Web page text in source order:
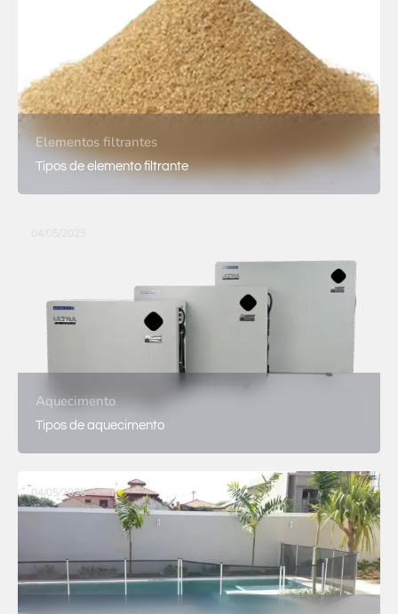
Elementos filtrantes
Tipos de elemento filtrante
Aquecimento
Tipos de aquecimento
04/05/2025